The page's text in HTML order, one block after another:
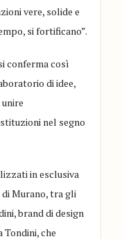
vere, solide e
si fortificano”.
conferma così
di idee,
nel segno
in esclusiva
di Murano, tra gli
, brand di design
Tondini, che